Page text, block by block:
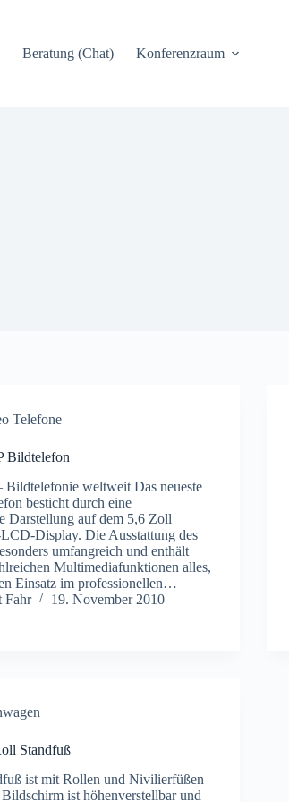
Beratung (Chat) Konferenzraum
Telefone
Bildtelefon
Bildtelefonie weltweit Das neueste
besticht durch eine
Darstellung auf dem 5,6 Zoll
Display. Die Ausstattung des
umfangreich und enthält
Multimediafunktionen alles,
Einsatz im professionellen…
Fahr
19. November 2010
Standfuß
ist mit Rollen und Nivilierfüßen
ist höhenverstellbar und